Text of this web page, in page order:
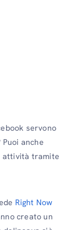
servono
anche
attività tramite
Right Now
creato un